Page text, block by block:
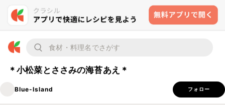
＊小松菜とささみの海苔あえ＊
Blue-Island フォロー